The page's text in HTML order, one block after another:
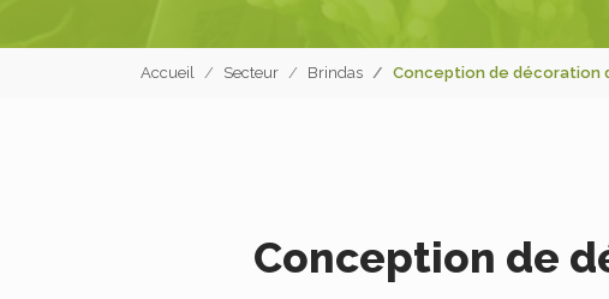
Accueil Secteur Brindas Conception de décoration
Conception de